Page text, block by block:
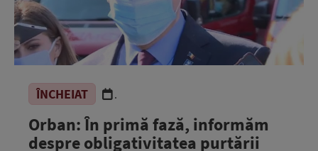
ÎNCHEIAT .
Orban: În primă fază, informăm
despre obligativitatea purtării